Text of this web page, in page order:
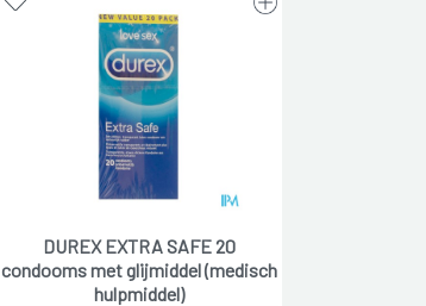
DUREX EXTRA SAFE 20
condooms met glijmiddel (medisch
hulpmiddel)